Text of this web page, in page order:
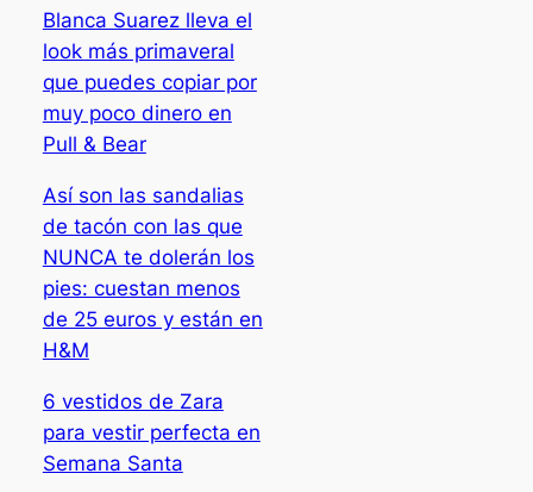
Blanca Suarez lleva el
look más primaveral
que puedes copiar por
muy poco dinero en
Pull & Bear
Así son las sandalias
de tacón con las que
NUNCA te dolerán los
pies: cuestan menos
de 25 euros y están en
H&M
6 vestidos de Zara
para vestir perfecta en
Semana Santa